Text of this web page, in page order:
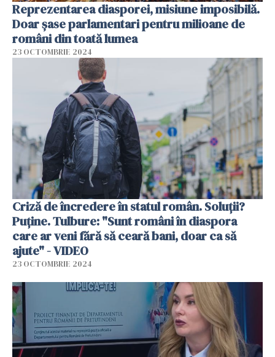
Reprezentarea diasporei, misiune imposibilă.
Doar șase parlamentari pentru milioane de
români din toată lumea
23 OCTOMBRIE 2024
Criză de încredere în statul român. Soluții?
Puține. Tulbure: "Sunt români în diaspora
care ar veni fără să ceară bani, doar ca să
ajute" - VIDEO
23 OCTOMBRIE 2024